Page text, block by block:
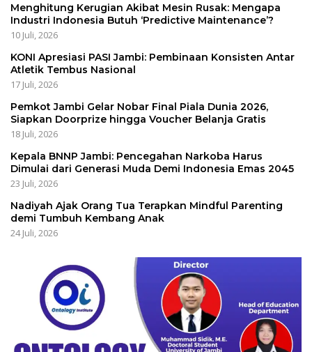
Menghitung Kerugian Akibat Mesin Rusak: Mengapa
Industri Indonesia Butuh ‘Predictive Maintenance’?
10 Juli, 2026
KONI Apresiasi PASI Jambi: Pembinaan Konsisten Antar
Atletik Tembus Nasional
17 Juli, 2026
Pemkot Jambi Gelar Nobar Final Piala Dunia 2026,
Siapkan Doorprize hingga Voucher Belanja Gratis
18 Juli, 2026
Kepala BNNP Jambi: Pencegahan Narkoba Harus
Dimulai dari Generasi Muda Demi Indonesia Emas 2045
23 Juli, 2026
Nadiyah Ajak Orang Tua Terapkan Mindful Parenting
demi Tumbuh Kembang Anak
24 Juli, 2026